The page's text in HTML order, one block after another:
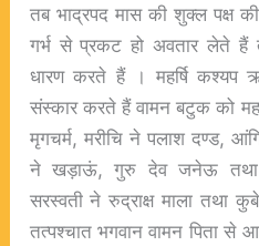
तब भाद्रपद मास की शुक्ल पक्ष
गर्भ से प्रकट हो अवतार लेते हैं
धारण करते हैं । महर्षि कश्यप
संस्कार करते हैं वामन बटुक को
मृगचर्म, मरीचि ने पलाश दण्ड,
ने खड़ाऊं, गुरु देव जनेऊ तथा
सरस्वती ने रुद्राक्ष माला तथा
तत्पश्चात भगवान वामन पिता से